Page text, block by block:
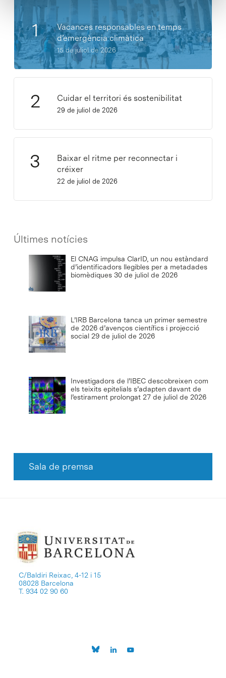
Vacances responsables en temps
d’emergència climàtica
15 de juliol de 2026
Cuidar el territori és sostenibilitat
29 de juliol de 2026
Baixar el ritme per reconnectar i
créixer
22 de juliol de 2026
Últimes notícies
El CNAG impulsa ClarID, un nou estàndard
d’identificadors llegibles per a metadades
biomèdiques 30 de juliol de 2026
L’IRB Barcelona tanca un primer semestre
de 2026 d’avenços científics i projecció
social 29 de juliol de 2026
Investigadors de l’IBEC descobreixen com
els teixits epitelials s’adapten davant de
l’estirament prolongat 27 de juliol de 2026
Sala de premsa
C/Baldiri Reixac, 4-12 i 15
08028 Barcelona
T. 934 02 90 60